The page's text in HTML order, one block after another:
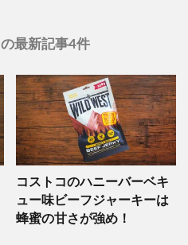
の最新記事4件
コストコのハニーバーベキ
ュー味ビーフジャーキーは
蜂蜜の甘さが強め！